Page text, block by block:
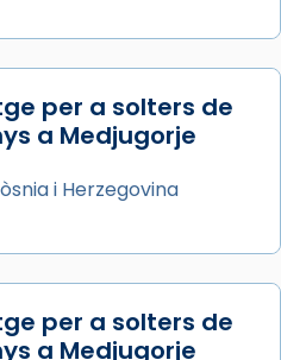
el cardenal Joan
la missa i l’ha
de Barcelona,
per a solters de
a Medjugorje
i Herzegovina
per a solters de
a Medjugorje